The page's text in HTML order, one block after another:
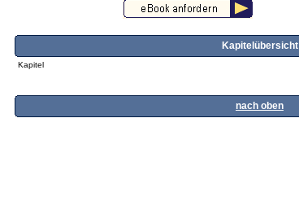
Kapitelübersicht
Kapitel
nach oben